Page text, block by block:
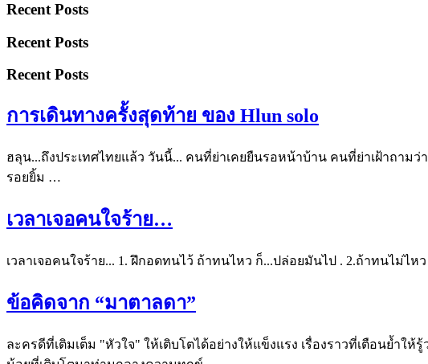
Recent Posts
Recent Posts
Recent Posts
การเดินทางครั้งสุดท้าย ของ Hlun solo
ฮลุน...ถึงประเทศไทยแล้ว วันนี้... คนที่ย่าเคยยืนรอหน้าบ้าน คนที่ย่าเฝ้าถามว่
รอยยิ้ม …
เวลาเจอคนใจร้าย…
เวลาเจอคนใจร้าย... 1. ฝึกอดทนไว้ ถ้าทนไหว ก็...ปล่อยมันไป . 2.ถ้าทนไม่ไห
ข้อคิดจาก “มาตาลดา”
ละครดีที่เติมเต็ม "หัวใจ" ให้เติบโตได้อย่างให้แข็งแรง เรื่องราวที่เตือนย้ำใ